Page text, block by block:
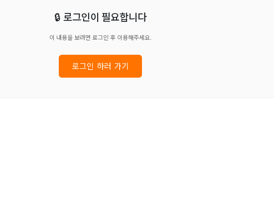
🔒 로그인이 필요합니다
이 내용을 보려면 로그인 후 이용해주세요.
로그인 하러 가기